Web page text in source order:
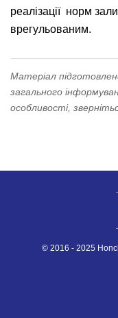
реалізації норм
врегульованим.
Матеріал
загального
особливості,
© 2016 - 2025